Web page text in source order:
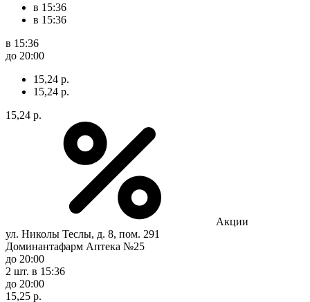
в 15:36
в 15:36
в 15:36
до 20:00
15,24 р.
15,24 р.
15,24 р.
Акции
ул. Николы Теслы, д. 8, пом. 291
Доминантафарм Аптека №25
до 20:00
2 шт. в 15:36
до 20:00
15,25 р.